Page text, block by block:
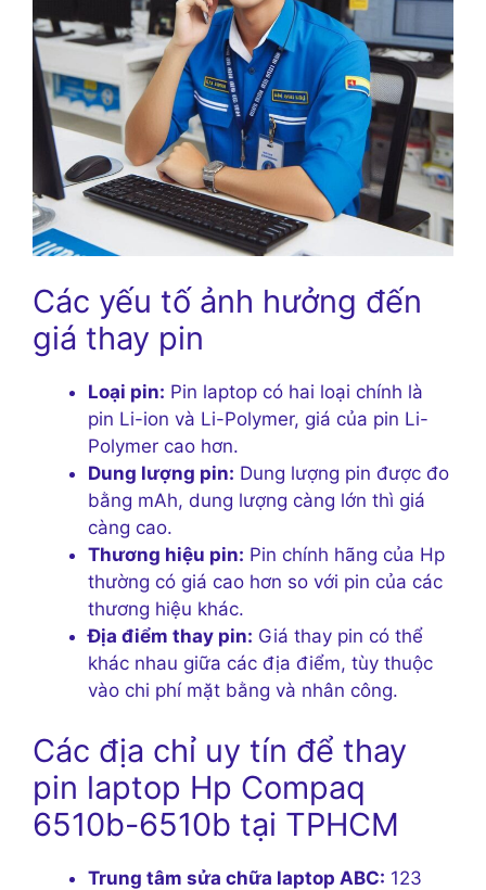
Các yếu tố ảnh hưởng đến
giá thay pin
Loại pin: Pin laptop có hai loại chính là
pin Li-ion và Li-Polymer, giá của pin Li-
Polymer cao hơn.
Dung lượng pin: Dung lượng pin được đo
bằng mAh, dung lượng càng lớn thì giá
càng cao.
Thương hiệu pin: Pin chính hãng của Hp
thường có giá cao hơn so với pin của các
thương hiệu khác.
Địa điểm thay pin: Giá thay pin có thể
khác nhau giữa các địa điểm, tùy thuộc
vào chi phí mặt bằng và nhân công.
Các địa chỉ uy tín để thay
pin laptop Hp Compaq
6510b-6510b tại TPHCM
Trung tâm sửa chữa laptop ABC: 123